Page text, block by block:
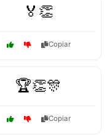
🏅👏
Copiar
🏆👏🎊
Copiar